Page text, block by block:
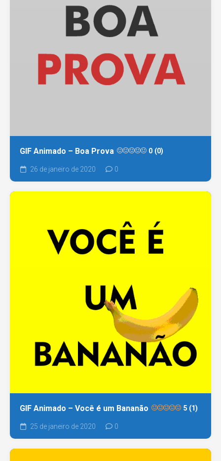
GIF Animado – Boa Prova 0 (0)
26 de janeiro de 2020 0
GIF Animado – Você é um Bananão 5 (1)
25 de janeiro de 2020 0